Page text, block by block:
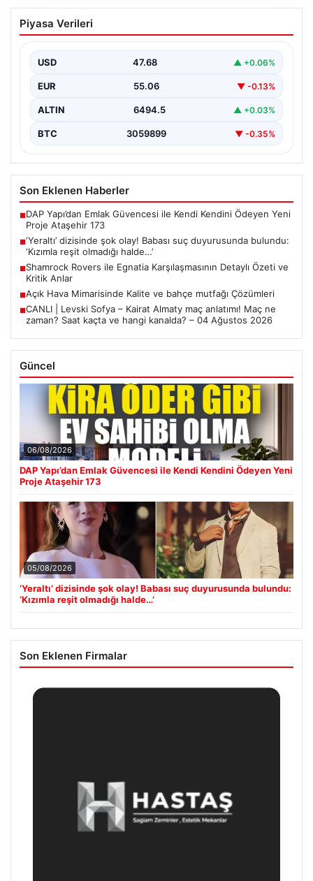
‘Yeraltı’ dizisinde şok olay! Babası suç
duyurusunda bulundu: ‘Kızımla reşit
Piyasa Verileri
USD 47.68 ▲ +0.06%
EUR 55.06 ▼ -0.13%
ALTIN 6494.5 ▲ +0.03%
BTC 3059899 ▼ -0.35%
Son Eklenen Haberler
■DAP Yapı’dan Emlak Güvencesi ile Kendi Kendini Ödeyen Yeni
Proje Ataşehir 173
■‘Yeraltı’ dizisinde şok olay! Babası suç duyurusunda bulundu:
‘Kızımla reşit olmadığı halde…’
■Shamrock Rovers ile Egnatia Karşılaşmasının Detaylı Özeti ve
Kritik Anlar
■Açık Hava Mimarisinde Kalite ve bahçe mutfağı Çözümleri
■CANLI | Levski Sofya – Kairat Almaty maç anlatımı! Maç ne
zaman? Saat kaçta ve hangi kanalda? – 04 Ağustos 2026
Güncel
06/08/2026
DAP Yapı’dan Emlak Güvencesi ile Kendi Kendini Ödeyen Yeni
Proje Ataşehir 173
05/08/2026
‘Yeraltı’ dizisinde şok olay! Babası suç duyurusunda bulundu:
‘Kızımla reşit olmadığı halde…’
Son Eklenen Firmalar